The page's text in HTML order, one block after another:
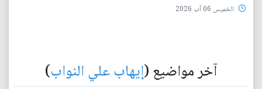
الخميس 06 آب 2026
آخر مواضيع (إيهاب علي النواب)